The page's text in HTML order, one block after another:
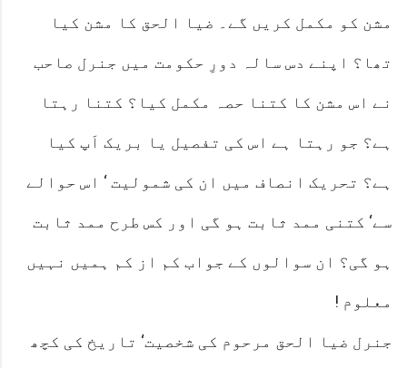
مشن کو مکمل کریں گے۔ ضیا الحق کا مشن کیا
تھا؟ اپنے دس سالہ دورِ حکومت میں جنرل صاحب
نے اس مشن کا کتنا حصہ مکمل کیا؟ کتنا رہتا
ہے؟ جو رہتا ہے اس کی تفصیل یا بریک اَپ کیا
ہے؟ تحریک انصاف میں ان کی شمولیت ‘ اس حوالے
سے‘ کتنی ممد ثابت ہو گی اور کس طرح ممد ثابت
ہو گی؟ ان سوالوں کے جواب کم از کم ہمیں نہیں
معلوم !
جنرل ضیا الحق مرحوم کی شخصیت‘ تاریخ کی کچھ